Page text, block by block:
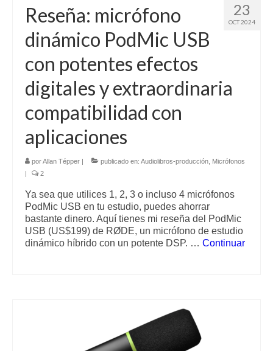
23
OCT 2024
Reseña: micrófono
dinámico PodMic USB
con potentes efectos
digitales y extraordinaria
compatibilidad con
aplicaciones
porAllan Tépper publicado en: Audiolibros-producción Micrófonos
2
Ya sea que utilices 1, 2, 3 o incluso 4 micrófonos
PodMic USB en tu estudio, puedes ahorrar
bastante dinero. Aquí tienes mi reseña del PodMic
USB (US$199) de RØDE, un micrófono de estudio
dinámico híbrido con un potente DSP. … Continuar